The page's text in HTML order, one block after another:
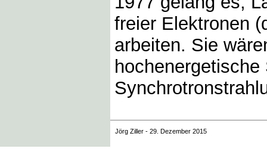
freier Elektronen
arbeiten. Sie
Jörg Ziller - 29. Dezember 2015